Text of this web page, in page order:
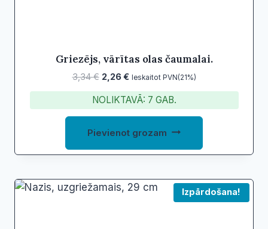
Griezējs, vārītas olas čaumalai.
3,34€ Original
price
was:
3,34 €.
2,26€Current
price
is:
2,26 €.
Ieskaitot PVN(21%)
NOLIKTAVĀ: 7 GAB.
Pievienot grozam
Izpārdošana!